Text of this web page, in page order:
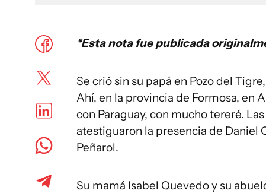
*Esta nota fue publicada
Se crió sin su papá en Pozo del
Ahí, en la provincia de Formosa, en
con Paraguay, con mucho tereré.
atestiguaron la presencia de Daniel
Peñarol.
Su mamá Isabel Quevedo y su